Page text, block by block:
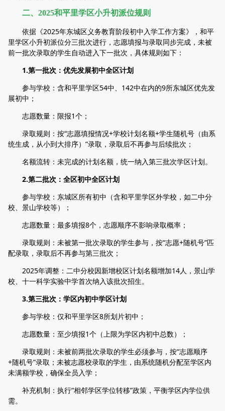
二、2025和平里学区小升初派位规则​
依据《2025年东城区义务教育阶段初中入学工作方案》，和平
里学区小升初派位分三批次进行，志愿填报与录取同步完成，未被
前一批次录取的学生自动进入下一批次，具体规则如下：​
1.第一批次：优先发展初中全区计划​
参与学校：含和平里学区54中、142中在内的9所东城区优先发
展初中；​
志愿数量：限报1个；​
录取规则：按“志愿填报情况+学校计划名额+学生随机号（由系
统生成，从小到大排序）”录取，录取后不再参与后续批次；​
名额流转：未完成的计划名额，统一纳入第三批次学区计划。​
2.第二批次：全区初中全区计划​
参与学校：东城区所有初中（含和平里学区外学校，如二中分
校、景山学校等）；​
志愿数量：最多填报8个，志愿顺序不影响录取概率；​
录取规则：未被第一批次录取的学生参与，按“志愿+随机号”匹
配录取，录取后不再参与第三批次；​
2025年调整：二中分校因新增校区计划名额增加14人，景山学
校、十一科学实验中学首次纳入该批次招生。​
3.第三批次：学区内初中学区计划​
参与学校：仅和平里学区8所划片初中；​
志愿数量：至少填报1个（上限为学区内初中总数）；​
录取规则：未被前两批次录取的学生必须参与，按“志愿顺序
+随机号”录取；未被志愿校录取的学生，由系统随机分配至学区内
未满额学校，确保全员入学；​
补充机制：执行“相邻学区学位转移”政策，平衡学区内学位供
需。​